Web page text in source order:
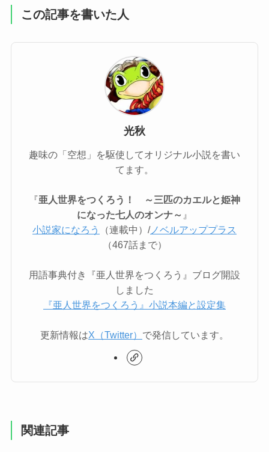
この記事を書いた人
光秋
趣味の「空想」を駆使してオリジナル小説を書い
てます。
『亜人世界をつくろう！ ～三匹のカエルと姫神
になった七人のオンナ～ 』
小説家になろう
（連載中）/ノベルアッププラス
（467話まで）
用語事典付き『亜人世界をつくろう』ブログ開設
しました
『亜人世界をつくろう』小説本編と設定集
更新情報はX（Twitter） で発信しています。
関連記事